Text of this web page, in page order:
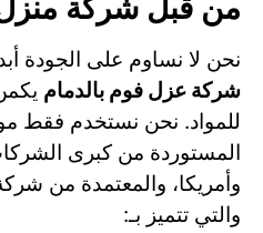
من قبل شركة منزل
نحن لا نساوم على الجودة
شركة عزل فوم بالدمام
للمواد. نحن نستخدم فقط
المستوردة من كبرى
وأمريكا، والمعتمدة من
والتي تتميز بـ: